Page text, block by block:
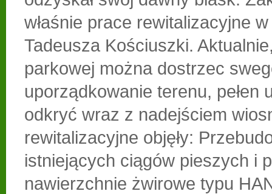
właśnie prace rewitalizacyjne
Tadeusza Kościuszki.
parkowej można dostrzec
uporządkowanie terenu, pełen
odkryć wraz z nadejściem
rewitalizacyjne objęły:
istniejących ciągów pieszych i
nawierzchnie żwirowe typu